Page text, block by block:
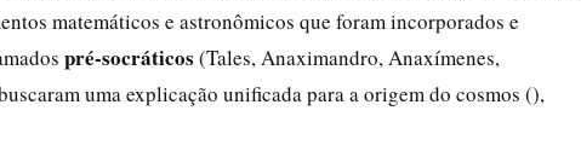
matemáticos e astronômicos que foram incorporados e
pré-socráticos (Tales, Anaximandro, Anaxímenes,
uma explicação unificada para a origem do cosmos (),